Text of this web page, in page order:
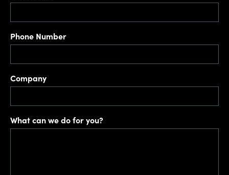
Phone Number
Company
What can we do for you?